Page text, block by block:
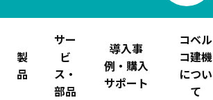
製
品
サー
ビ
ス・
部品
導入事
例・購入
サポート
コベル
コ建機
につい
て